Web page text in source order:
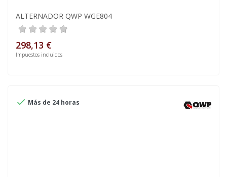
ALTERNADOR QWP WGE804
298,13 €
Impuestos incluidos
 Más de 24 horas